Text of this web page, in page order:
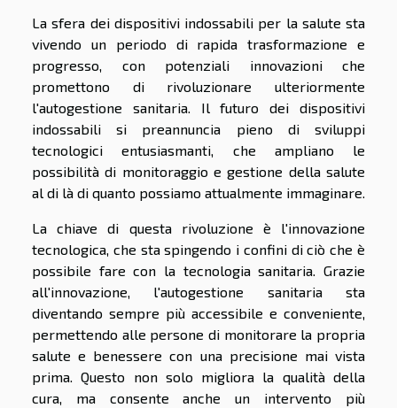
La sfera dei dispositivi indossabili per la salute sta
vivendo un periodo di rapida trasformazione e
progresso, con potenziali innovazioni che
promettono di rivoluzionare ulteriormente
l'autogestione sanitaria. Il futuro dei dispositivi
indossabili si preannuncia pieno di sviluppi
tecnologici entusiasmanti, che ampliano le
possibilità di monitoraggio e gestione della salute
al di là di quanto possiamo attualmente immaginare.
La chiave di questa rivoluzione è l'innovazione
tecnologica, che sta spingendo i confini di ciò che è
possibile fare con la tecnologia sanitaria. Grazie
all'innovazione, l'autogestione sanitaria sta
diventando sempre più accessibile e conveniente,
permettendo alle persone di monitorare la propria
salute e benessere con una precisione mai vista
prima. Questo non solo migliora la qualità della
cura, ma consente anche un intervento più